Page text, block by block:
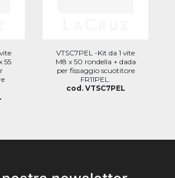
55
VTSC7PEL -Kit da 1 vite
M8 x 50 rondella + dada
per fissaggio scuotitore
FR11PEL.
cod. VTSC7PEL